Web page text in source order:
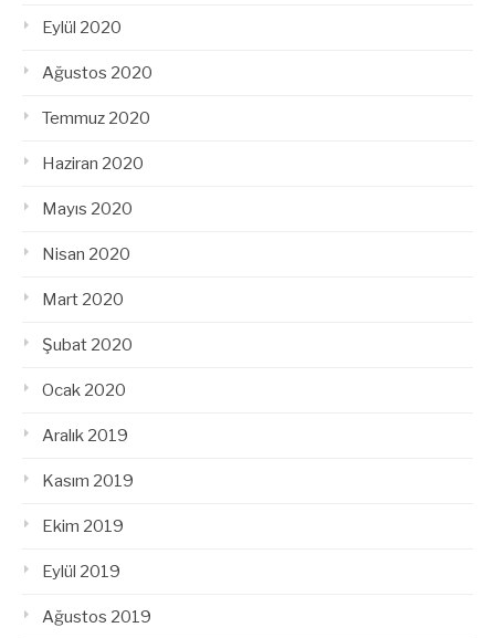
Eylül 2020
Ağustos 2020
Temmuz 2020
Haziran 2020
Mayıs 2020
Nisan 2020
Mart 2020
Şubat 2020
Ocak 2020
Aralık 2019
Kasım 2019
Ekim 2019
Eylül 2019
Ağustos 2019